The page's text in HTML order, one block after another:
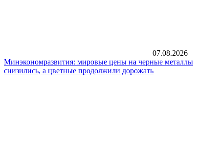
07.08.2026
Минэкономразвития: мировые цены на черные металлы
снизились, а цветные продолжили дорожать